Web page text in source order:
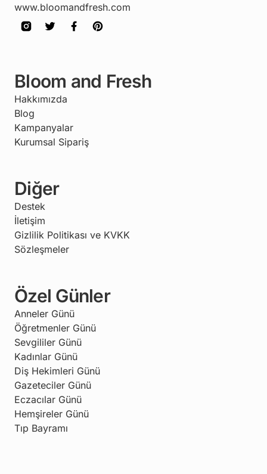
www.bloomandfresh.com
Bloom and Fresh
Hakkımızda
Blog
Kampanyalar
Kurumsal Sipariş
Diğer
Destek
İletişim
Gizlilik Politikası ve KVKK
Sözleşmeler
Özel Günler
Anneler Günü
Öğretmenler Günü
Sevgililer Günü
Kadınlar Günü
Diş Hekimleri Günü
Gazeteciler Günü
Eczacılar Günü
Hemşireler Günü
Tıp Bayramı